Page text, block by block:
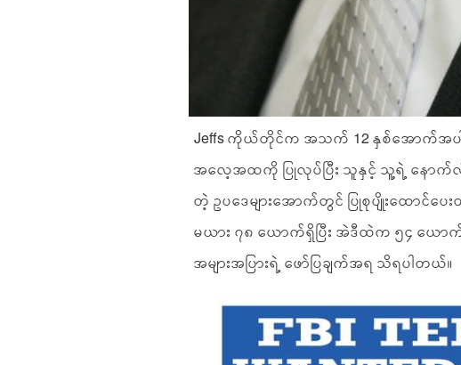
Jeffs ကိုယ်တိုင်က အသက် 12 နှစ်အောက်အပ
အလေ့အထကို ပြုလုပ်ပြီး သူနှင့် သူ့ရဲ့ နောက်လို
တဲ့ ဥပဒေများအောက်တွင် ပြုစုပျိုးထောင်ပ
မယား ၇၈ ယောက်ရှိပြီး အဲဒီထဲက ၅၄ ယ
အများအပြားရဲ့ ဖော်ပြချက်အရ သိရပါတယ်။